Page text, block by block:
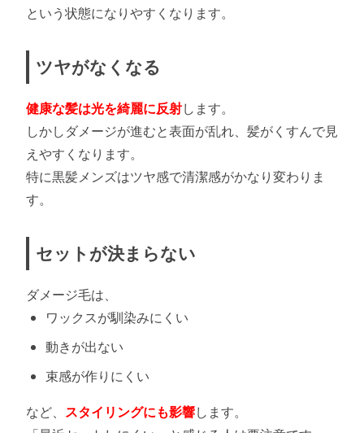
という状態になりやすくなります。
ツヤがなくなる
健康な髪は光を綺麗に反射します。
しかしダメージが進むと表面が乱れ、髪がくすんで見
えやすくなります。
特に黒髪メンズはツヤ感で清潔感がかなり変わりま
す。
セットが決まらない
ダメージ毛は、
ワックスが馴染みにくい
動きが出ない
束感が作りにくい
など、 スタイリングにも影響します。